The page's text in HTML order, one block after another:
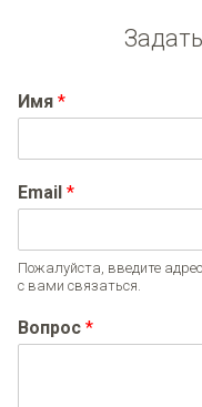
Имя *
Email *
Пожалуйста, введите
с вами связаться.
Вопрос *